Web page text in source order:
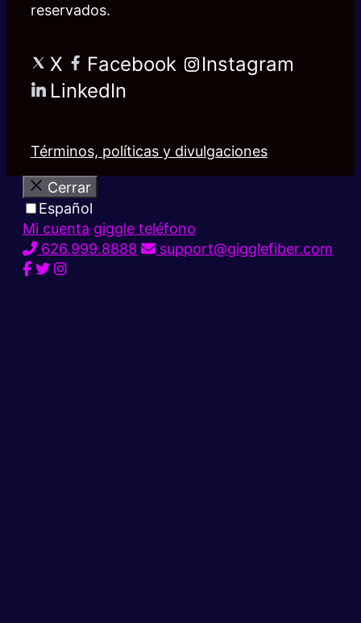
reservados.
X Facebook
Instagram
LinkedIn
Términos, políticas y divulgaciones
Cerrar
Español
Mi cuenta giggle teléfono
626.999.8888
support@gigglefiber.com